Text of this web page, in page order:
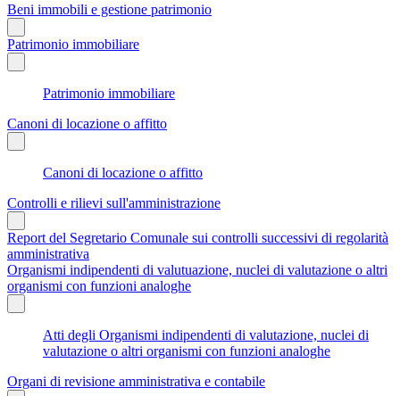
Beni immobili e gestione patrimonio
Patrimonio immobiliare
Patrimonio immobiliare
Canoni di locazione o affitto
Canoni di locazione o affitto
Controlli e rilievi sull'amministrazione
Report del Segretario Comunale sui controlli successivi di regolarità
amministrativa
Organismi indipendenti di valutuazione, nuclei di valutazione o altri
organismi con funzioni analoghe
Atti degli Organismi indipendenti di valutazione, nuclei di
valutazione o altri organismi con funzioni analoghe
Organi di revisione amministrativa e contabile